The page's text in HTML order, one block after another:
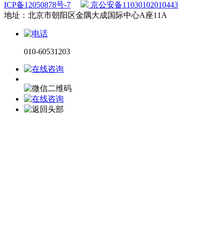
ICP备12050878号-7
京公安备11030102010443
地址：北京市朝阳区金隅大成国际中心A座11A
010-60531203